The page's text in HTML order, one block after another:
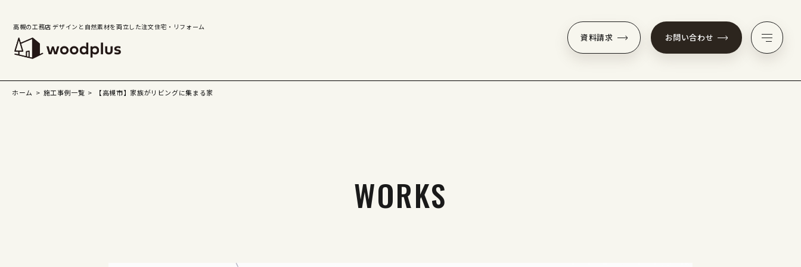
高槻の工務店 デザインと自然素材を両立した注文住宅・リフォーム
資料請求 お問い合わせ
ホーム 施工事例一覧 【高槻市】家族がリビングに集まる家
WORKS